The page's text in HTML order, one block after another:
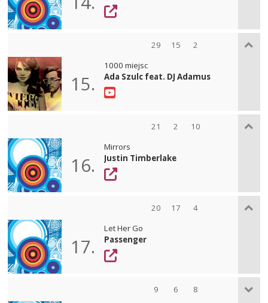
29 15 2
15.
1000 miejsc
Ada Szulc feat. DJ Adamus
21 2 10
16.
Mirrors
Justin Timberlake
20 17 4
17.
Let Her Go
Passenger
9 6 8